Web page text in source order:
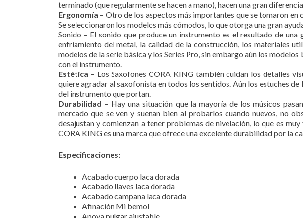
terminado (que regularmente se hacen a mano), hacen una gran
Ergonomía – Otro de los aspectos más importantes que se tomaron
Se seleccionaron los modelos más cómodos, lo que otorga una gran
Sonido – El sonido que produce un instrumento es el resultado de
enfriamiento del metal, la calidad de la construcción, los materiales
modelos de la serie básica y los Series Pro, sin embargo aún los
con el instrumento.
Estética – Los Saxofones CORA KING también cuidan los detalles
quiere agradar al saxofonista en todos los sentidos. Aún los estuches
del instrumento que portan.
Durabilidad – Hay una situación que la mayoría de los músicos
mercado que se ven y suenan bien al probarlos cuando nuevos, no
desajustan y comienzan a tener problemas de nivelación, lo que es
CORA KING es una marca que ofrece una excelente durabilidad por la
Especificaciones:
Acabado cuerpo laca dorada
Acabado llaves laca dorada
Acabado campana laca dorada
Afinación Mi bemol
Apoya pulgar ajustable